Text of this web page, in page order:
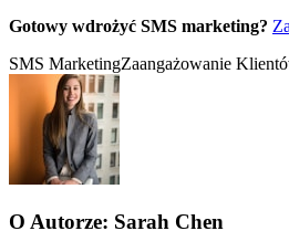
Gotowy wdrożyć SMS marketing?
SMS MarketingZaangażowanie
O Autorze: Sarah Chen